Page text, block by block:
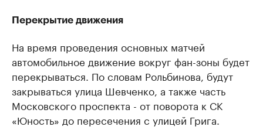
Перекрытие движения
На время проведения основных матчей
автомобильное движение вокруг фан-зоны будет
перекрываться. По словам Рольбинова, будут
закрываться улица Шевченко, а также часть
Московского проспекта - от поворота к СК
«Юность» до пересечения с улицей Грига.